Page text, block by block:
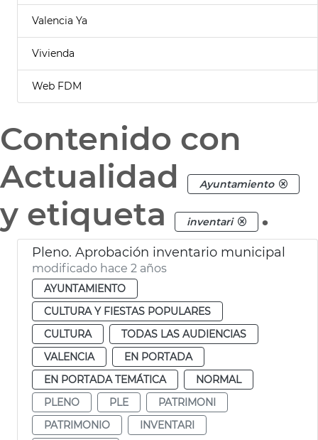
Valencia Ya
Vivienda
Web FDM
Contenido con
Actualidad
Ayuntamiento
y etiqueta inventari .
Pleno. Aprobación inventario municipal
modificado hace 2 años
AYUNTAMIENTO
CULTURA Y FIESTAS POPULARES
CULTURA
TODAS LAS AUDIENCIAS
VALENCIA
EN PORTADA
EN PORTADA TEMÁTICA
NORMAL
PLENO
PLE
PATRIMONI
PATRIMONIO
INVENTARI